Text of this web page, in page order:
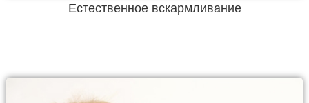
Естественное вскармливание